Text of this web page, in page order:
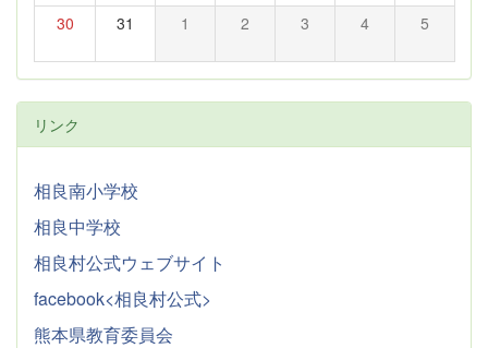
30 31 1 2 3 4 5
リンク
相良南小学校
相良中学校
相良村公式ウェブサイト
facebook<相良村公式>
熊本県教育委員会